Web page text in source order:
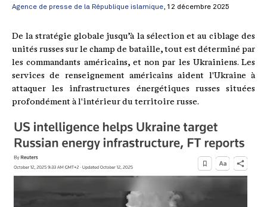
Agence de presse de la République islamique, 12 décembre 2025
De la stratégie globale jusqu’à la sélection et au ciblage des
unités russes sur le champ de bataille, tout est déterminé par
les commandants américains, et non par les Ukrainiens. Les
services de renseignement américains aident l'Ukraine à
attaquer les infrastructures énergétiques russes situées
profondément à l'intérieur du territoire russe.